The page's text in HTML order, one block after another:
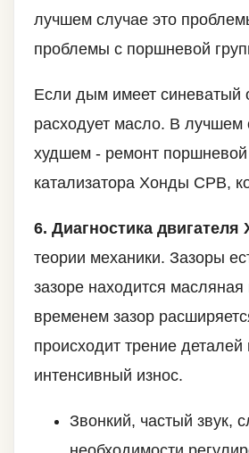
лучшем случае это
проблемы с поршневой
Если дым имеет синеватый
расходует масло. В лучшем
худшем - ремонт поршневой
катализатора Хонды СРВ,
6. Диагностика
теории механики. Зазоры
зазоре находится
временем зазор
происходит трение
интенсивный износ.
Звонкий, частый звук,